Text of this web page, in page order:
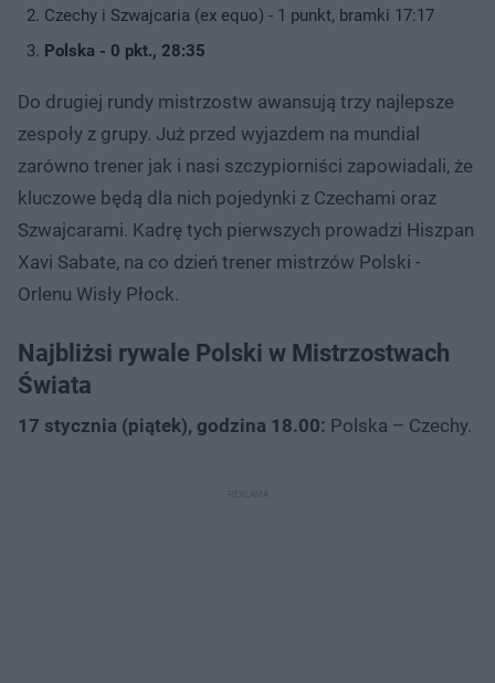
Czechy i Szwajcaria (ex equo) - 1 punkt, bramki 17:17
Polska - 0 pkt., 28:35
Do drugiej rundy mistrzostw awansują trzy najlepsze
zespoły z grupy. Już przed wyjazdem na mundial
zarówno trener jak i nasi szczypiorniści zapowiadali, że
kluczowe będą dla nich pojedynki z Czechami oraz
Szwajcarami. Kadrę tych pierwszych prowadzi Hiszpan
Xavi Sabate, na co dzień trener mistrzów Polski -
Orlenu Wisły Płock.
Najbliżsi rywale Polski w Mistrzostwach
Świata
17 stycznia (piątek), godzina 18.00: Polska – Czechy.